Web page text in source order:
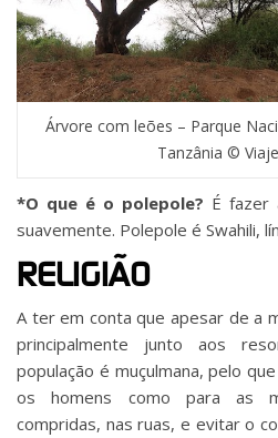
Árvore com leões – Parque
Tanzânia ©
*O que é o polepole? É fazer
suavemente. Polepole é Swahili,
RELIGIÃO
A ter em conta que apesar de a
principalmente junto aos
população é muçulmana, pelo
os homens como para as
compridas, nas ruas, e evitar o